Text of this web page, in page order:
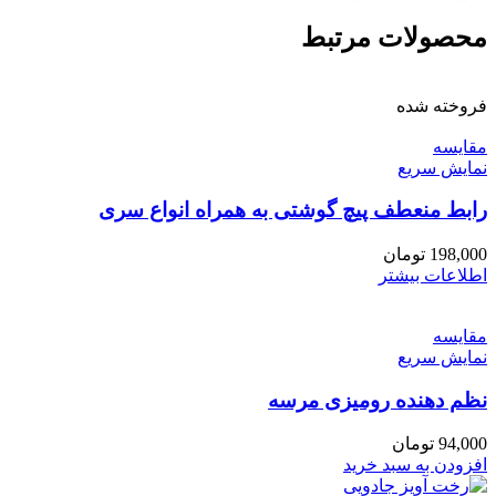
محصولات مرتبط
فروخته شده
مقايسه
نمایش سریع
رابط منعطف پیچ گوشتی به همراه انواع سری
198,000 تومان
اطلاعات بیشتر
مقايسه
نمایش سریع
نظم دهنده رومیزی مرسه
94,000 تومان
افزودن به سبد خرید